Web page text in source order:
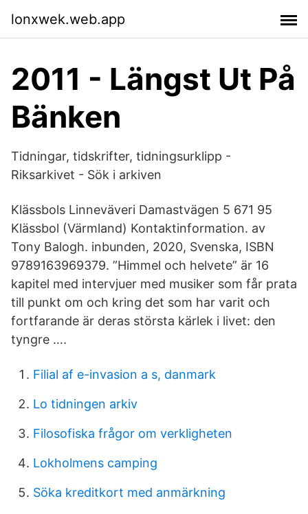
lonxwek.web.app
2011 - Längst Ut På
Bänken
Tidningar, tidskrifter, tidningsurklipp -
Riksarkivet - Sök i arkiven
Klässbols Linneväveri Damastvägen 5 671 95
Klässbol (Värmland) Kontaktinformation. av
Tony Balogh. inbunden, 2020, Svenska, ISBN
9789163969379. ”Himmel och helvete” är 16
kapitel med intervjuer med musiker som får prata
till punkt om och kring det som har varit och
fortfarande är deras största kärlek i livet: den
tyngre ….
Filial af e-invasion a s, danmark
Lo tidningen arkiv
Filosofiska frågor om verkligheten
Lokholmens camping
Söka kreditkort med anmärkning